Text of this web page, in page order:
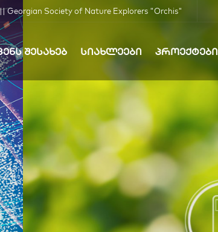
Society of Nature Explorers "Orchis"
ᲨᲔᲡᲐᲮᲔᲑ ᲡᲘᲐᲮᲚᲔᲔᲑᲘ ᲞᲠᲝᲔᲥᲢᲔᲑᲘ